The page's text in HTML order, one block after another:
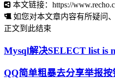
本文链接：https://
如您对本文章内容有所疑问
正文到此结束
Mysql解决SELECT list is
QQ简单粗暴去分享举报